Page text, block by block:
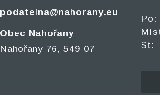
podatelna@nahorany.eu
Obec Nahořany
Nahořany 76, 549 07
Po:
St: